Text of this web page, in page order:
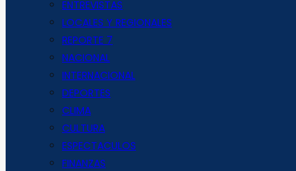
ENTREVISTAS
LOCALES Y REGIONALES
REPORTE 7
NACIONAL
INTERNACIONAL
DEPORTES
CLIMA
CULTURA
ESPECTACULOS
FINANZAS